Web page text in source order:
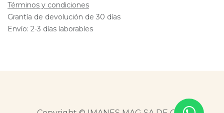
Términos y condiciones
Grantía de devolución de 30 días
Envío: 2-3 días laborables